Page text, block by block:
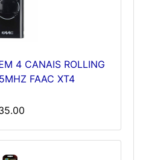
4 CANAIS ROLLING
FAAC XT4